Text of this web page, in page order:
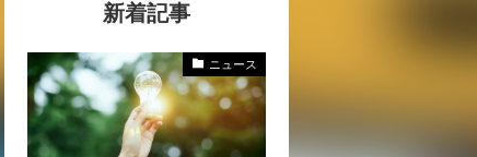
新着記事
ニュース